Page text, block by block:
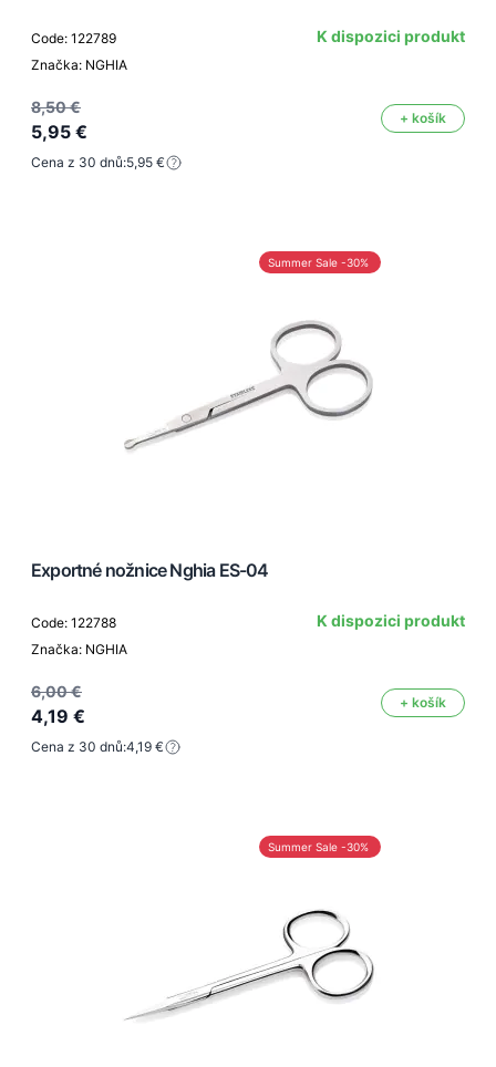
Code: 122789
Značka: NGHIA
K dispozici produkt
8,50 €
5,95 €
+ košík
Cena z 30 dnů:5,95 €
Summer Sale -30%
Exportné nožnice Nghia ES-04
Code: 122788
Značka: NGHIA
K dispozici produkt
6,00 €
4,19 €
+ košík
Cena z 30 dnů:4,19 €
Summer Sale -30%